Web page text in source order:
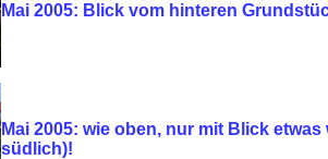
Mai 2005: Blick vom hinteren
Mai 2005: wie oben, nur mit Blick
südlich)!